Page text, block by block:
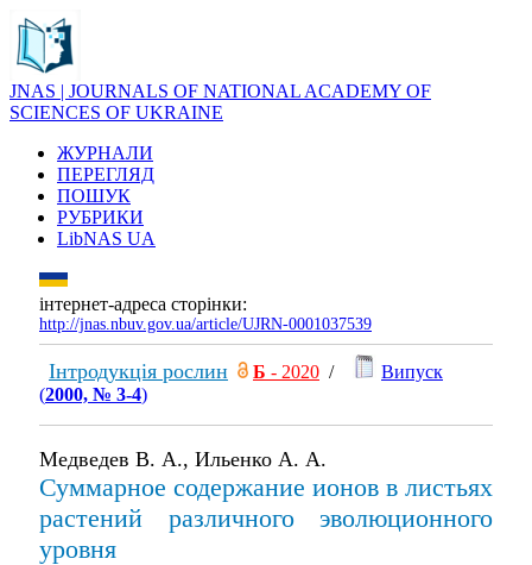
JNAS | JOURNALS OF NATIONAL ACADEMY OF
SCIENCES OF UKRAINE
ЖУРНАЛИ
ПЕРЕГЛЯД
ПОШУК
РУБРИКИ
LibNAS UA
інтернет-адреса сторінки:
http://jnas.nbuv.gov.ua/article/UJRN-0001037539
Інтродукція рослин Б - 2020 /
Випуск
(2000, № 3-4)
Медведев В. А., Ильенко А. А.
Суммарное содержание ионов в листьях
растений различного эволюционного
уровня